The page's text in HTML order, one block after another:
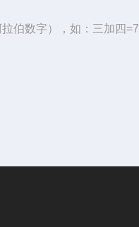
伯数字），如：三加四=7